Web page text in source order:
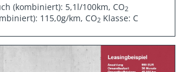
(kombiniert): 5,1l/100km, CO2
115,0g/km, CO2 Klasse: C